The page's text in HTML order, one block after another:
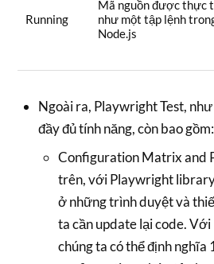
Running
Mã nguồn được thực
như một tập lệnh
Node.js
Ngoài ra, Playwright Test,
đầy đủ tính năng, còn bao gồm:
Configuration Matrix and
trên, với Playwright
ở những trình duyệt và
ta cần update lại code.
chúng ta có thể định nghĩa